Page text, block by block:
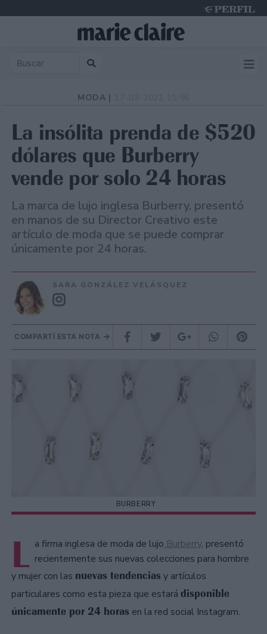
MODA |
La insólita prenda de $520
dólares que Burberry
vende por solo 24 horas
La marca de lujo inglesa Burberry, presentó
en manos de su Director Creativo este
artículo de moda que se puede comprar
únicamente por 24 horas.
SARA GONZÁLEZ VELÁSQUEZ
COMPARTÍ ESTA NOTA
BURBERRY
L a firma inglesa de moda de lujo Burberry, presentó
recientemente sus nuevas colecciones para hombre
y mujer con las nuevas tendencias y artículos
particulares como esta pieza que estará disponible
únicamente por 24 horas en la red social Instagram.